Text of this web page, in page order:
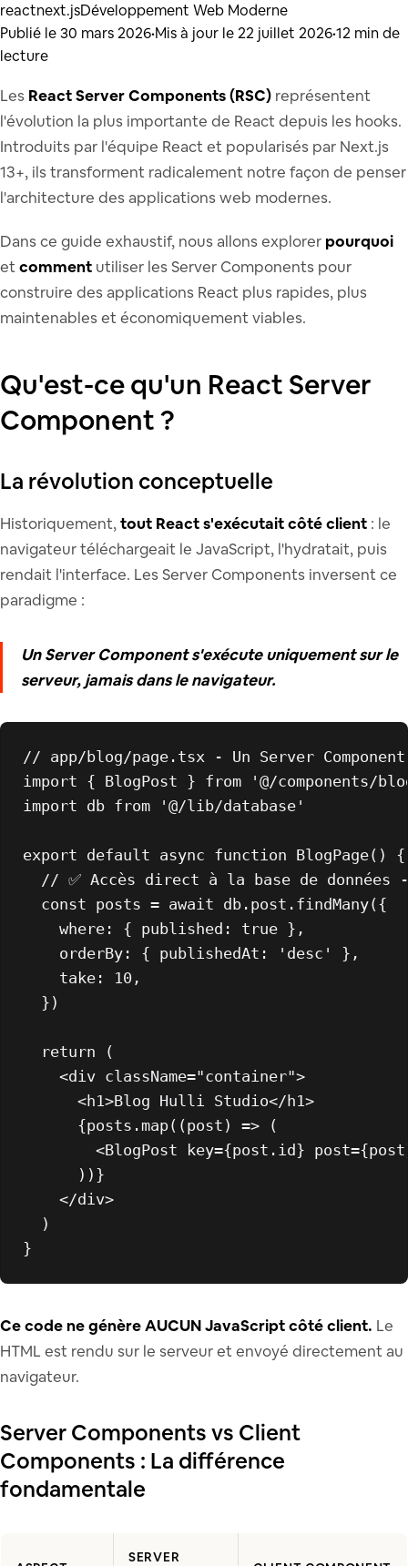
reactnext.jsDéveloppement Web Moderne
Publié le30 mars 2026•Mis à jour le22 juillet 2026•12 min de
lecture
Les React Server Components (RSC) représentent
l'évolution la plus importante de React depuis les hooks.
Introduits par l'équipe React et popularisés par Next.js
13+, ils transforment radicalement notre façon de penser
l'architecture des applications web modernes.
Dans ce guide exhaustif, nous allons explorer pourquoi
etcomment utiliser les Server Components pour
construire des applications React plus rapides, plus
maintenables et économiquement viables.
Qu'est-ce qu'un React Server
Component ?
La révolution conceptuelle
Historiquement,tout React s'exécutait côté client : le
navigateur téléchargeait le JavaScript, l'hydratait, puis
rendait l'interface. Les Server Components inversent ce
paradigme :
Un Server Component s'exécute uniquement sur le
serveur, jamais dans le navigateur.
// app/blog/page.tsx - Un Server
import { BlogPost } from
'@/components/
import db from '@/lib/database'
export default async function BlogPage( ) {
// ✅ Accès direct à la base de données
const posts = await db. post . findMany({
where : { published : true },
orderBy : { publishedAt : 'desc'
},
take : 10 ,
  })
return (
<div className="container">
<h1>Blog Hulli Studio</ h1>
      {posts.map((post) => (
<BlogPost key={post.id} post=
      ))}
</div>
  )
Ce code ne génère AUCUN JavaScript côté client. Le
HTML est rendu sur le serveur et envoyé directement au
navigateur.
Server Components vs Client
Components : La différence
fondamentale
SERVER